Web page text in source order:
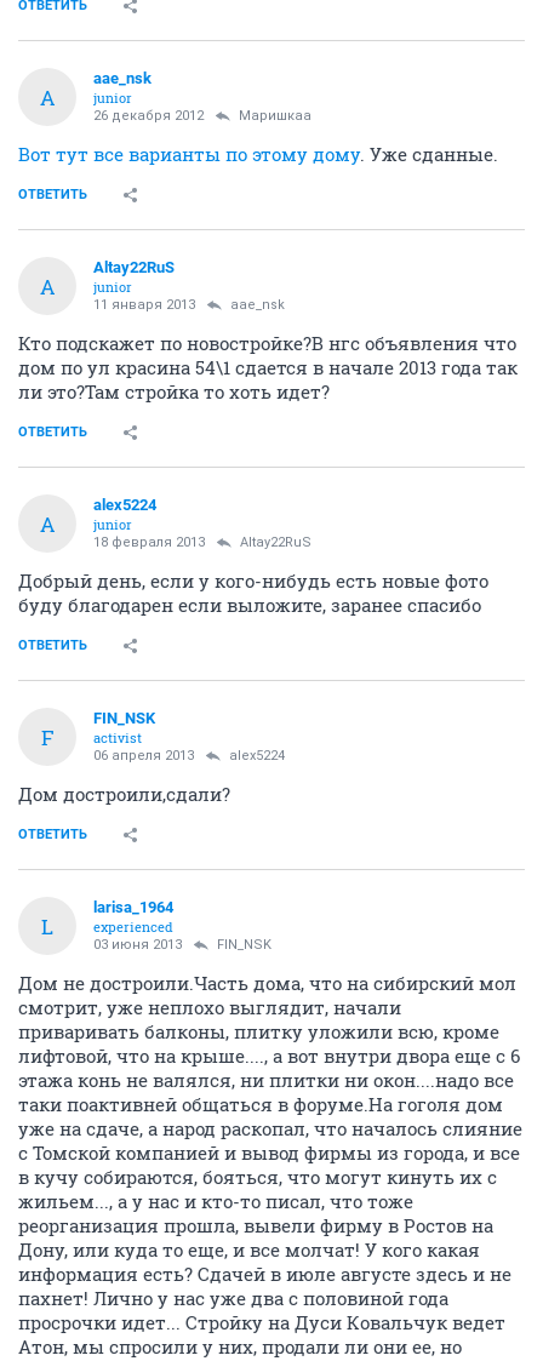
ОТВЕТИТЬ
A
aae_nsk
junior
26 декабря 2012 Маришкаа
Вот тут все варианты по этому дому. Уже сданные.
ОТВЕТИТЬ
A
Altay22RuS
junior
11 января 2013 aae_nsk
Кто подскажет по новостройке?В нгс объявления что
дом по ул красина 54\1 сдается в начале 2013 года так
ли это?Там стройка то хоть идет?
ОТВЕТИТЬ
A
alex5224
junior
18 февраля 2013 Altay22RuS
Добрый день, если у кого-нибудь есть новые фото
буду благодарен если выложите, заранее спасибо
ОТВЕТИТЬ
F
FIN_NSK
activist
06 апреля 2013 alex5224
Дом достроили,сдали?
ОТВЕТИТЬ
L
larisa_1964
experienced
03 июня 2013 FIN_NSK
Дом не достроили.Часть дома, что на сибирский мол
смотрит, уже неплохо выглядит, начали
приваривать балконы, плитку уложили всю, кроме
лифтовой, что на крыше...., а вот внутри двора еще с 6
этажа конь не валялся, ни плитки ни окон....надо все
таки поактивней общаться в форуме.На гоголя дом
уже на сдаче, а народ раскопал, что началось слияние
с Томской компанией и вывод фирмы из города, и все
в кучу собираются, бояться, что могут кинуть их с
жильем..., а у нас и кто-то писал, что тоже
реорганизация прошла, вывели фирму в Ростов на
Дону, или куда то еще, и все молчат! У кого какая
информация есть? Сдачей в июле августе здесь и не
пахнет! Лично у нас уже два с половиной года
просрочки идет... Стройку на Дуси Ковальчук ведет
Атон, мы спросили у них, продали ли они ее, но